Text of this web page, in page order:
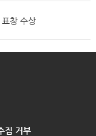
창 수상
집 거부